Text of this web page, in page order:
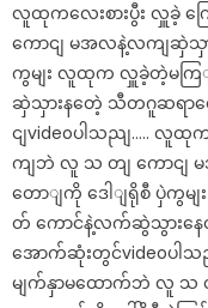
လူထုကလေးစားပွီး လှူခဲ့ က
ကောငျ မအလနဲ့လကျဆှဲသှ
ကွမျး လူထုက လှူခဲ့တဲ့မကြ
ဆှဲသှားနတေဲ့ သီတဂူဆရာတ
ငျvideoပါသညျ….. လူထု
ကျဘဲ လူ သ တျ ကောငျ
တောျကို ဒေါျရိုစီ ပှဲကွ
တ် ကောင်နဲ့လက်ဆွဲသွားနေ
အောက်ဆုံးတွင်videoပါသ
မျက်နှာမထောက်ဘဲ လူ